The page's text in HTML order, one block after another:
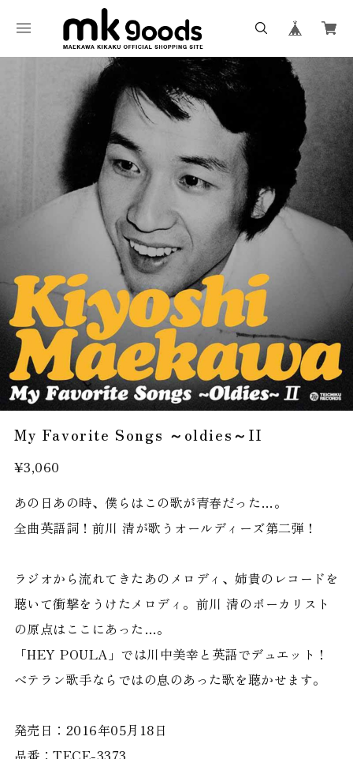
My Favorite Songs ～oldies～II
¥3,060
あの日あの時、僕らはこの歌が青春だった…。
全曲英語詞！前川 清が歌うオールディーズ第二弾！
ラジオから流れてきたあのメロディ、姉貴のレコードを
聴いて衝撃をうけたメロディ。前川 清のボーカリスト
の原点はここにあった…。
「HEY POULA」では川中美幸と英語でデュエット！
ベテラン歌手ならではの息のあった歌を聴かせます。
発売日：2016年05月18日